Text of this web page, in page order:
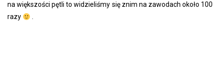
na większości pętli to widzieliśmy się znim na zawodach około 100
razy
.